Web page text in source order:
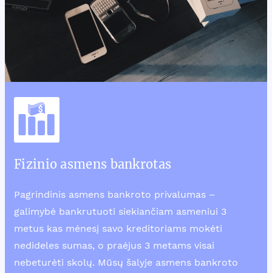
Fizinio asmens bankrotas
Pagrindinis asmens bankroto privalumas –
galimybė bankrutuoti siekiančiam asmeniui 3
metus kas mėnesį savo kreditoriams mokėti
nedideles sumas, o praėjus 3 metams visai
nebeturėti skolų. Mūsų šalyje asmens bankroto